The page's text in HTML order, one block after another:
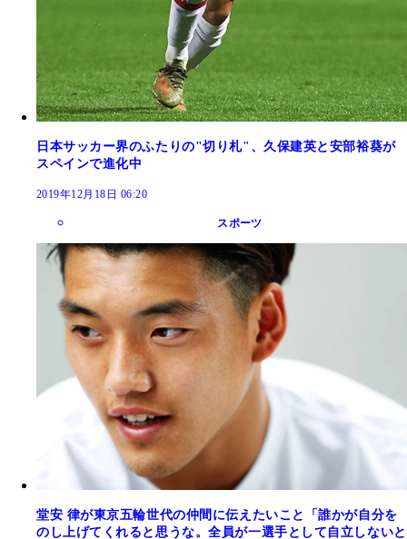
日本サッカー界のふたりの"切り札"、久保建英と安部裕葵が
スペインで進化中
2019年12月18日 06:20
スポーツ
堂安 律が東京五輪世代の仲間に伝えたいこと「誰かが自分を
のし上げてくれると思うな。全員が一選手として自立しないと